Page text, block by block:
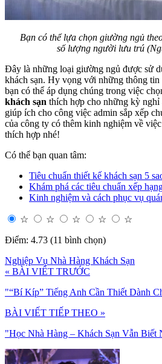
Bạn có thể lựa chọn giường ngủ
số lượng người lưu trú
Đây là những loại giường ngủ được sử
khách sạn. Hy vọng với những thông tin
bạn có thể áp dụng chúng trong việc
khách sạn thích hợp cho những kỳ nghỉ
giúp ích cho công việc admin sắp xếp
của công ty có thêm kinh nghiệm về
thích hợp nhé!
Có thể bạn quan tâm:
Tiêu chuẩn thiết kế khách sạn 5
Khám phá các tiêu chuẩn xếp
Kinh nghiệm và cách phục vụ
☆ ☆ ☆ ☆
☆
Điểm: 4.73 (11 bình chọn)
Nghiệp Vụ Nhà Hàng Khách Sạn
« BÀI VIẾT TRƯỚC
"“Bí Kíp” Tiếng Anh Cần Thiết Dành
BÀI VIẾT TIẾP THEO »
"Học Nhà Hàng – Khách Sạn Vẫn Biết